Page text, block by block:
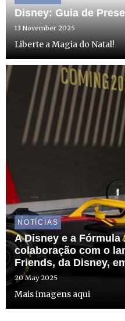
Disney: Guia de
13 November 2025
Liberte a Magia do Natal!
NOTÍCIAS
A Disney e a Fórmula
colaboração com o
Friends, da Disney,
20 May 2025
Mais imagens aqui